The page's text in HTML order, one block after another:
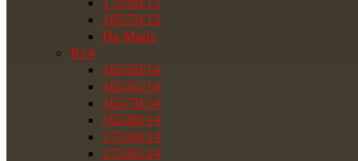
185/70/13
На Matiz
R14
165/60/14
165/65/14
165/70/14
165/80/14
175/60/14
175/65/14